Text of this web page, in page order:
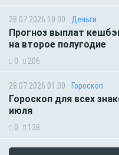
28.07.2026 10:00 Деньги
Прогноз выплат
на второе полугодие
0 206
28.07.2026 01:00 Гороскоп
Гороскоп для всех
июля
0 138